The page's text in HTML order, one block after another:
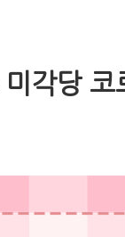
각당 코